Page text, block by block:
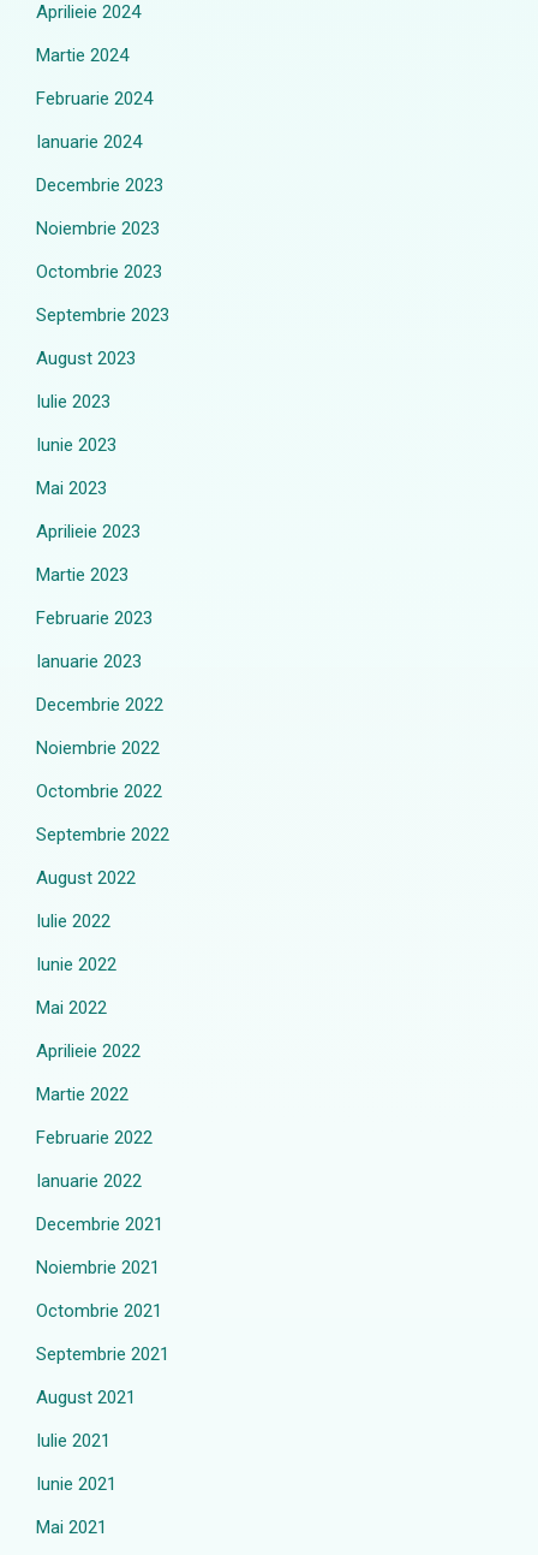
Aprilieie 2024
Martie 2024
Februarie 2024
Ianuarie 2024
Decembrie 2023
Noiembrie 2023
Octombrie 2023
Septembrie 2023
August 2023
Iulie 2023
Iunie 2023
Mai 2023
Aprilieie 2023
Martie 2023
Februarie 2023
Ianuarie 2023
Decembrie 2022
Noiembrie 2022
Octombrie 2022
Septembrie 2022
August 2022
Iulie 2022
Iunie 2022
Mai 2022
Aprilieie 2022
Martie 2022
Februarie 2022
Ianuarie 2022
Decembrie 2021
Noiembrie 2021
Octombrie 2021
Septembrie 2021
August 2021
Iulie 2021
Iunie 2021
Mai 2021